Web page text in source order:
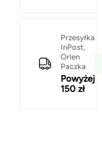
Przesyłka
InPost,
Orlen
Paczka
Powyżej
150 zł